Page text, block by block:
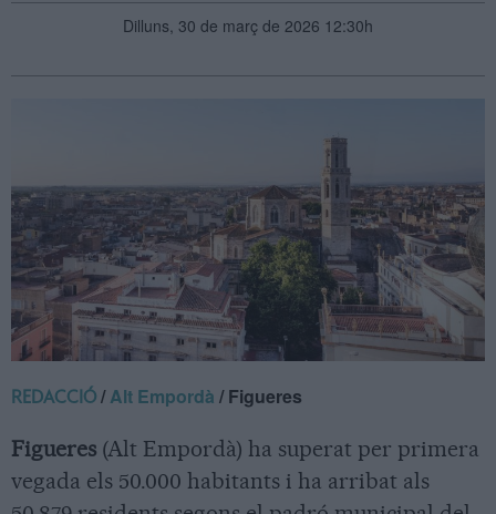
Dilluns, 30 de març de 2026 12:30h
REDACCIÓ /Alt Empordà / Figueres
Figueres (Alt Empordà) ha superat per primera
vegada els 50.000 habitants i ha arribat als